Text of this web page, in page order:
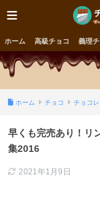
ホーム 高級チョコ 義理
ホーム チョコ チョコ
早くも完売あり！リ
集2016
2021年1月9日